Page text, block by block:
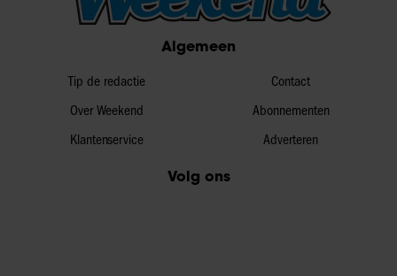
Algemeen
Tip de redactie
Over Weekend
Klantenservice
Contact
Abonnementen
Adverteren
Volg ons